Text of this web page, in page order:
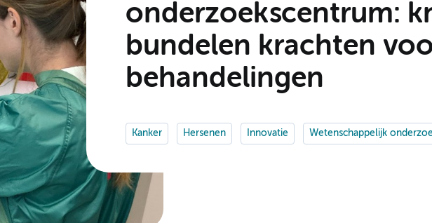
onderzoekscentrum:
bundelen krachten
behandelingen
Kanker Hersenen Innovatie Wetenschappelijk